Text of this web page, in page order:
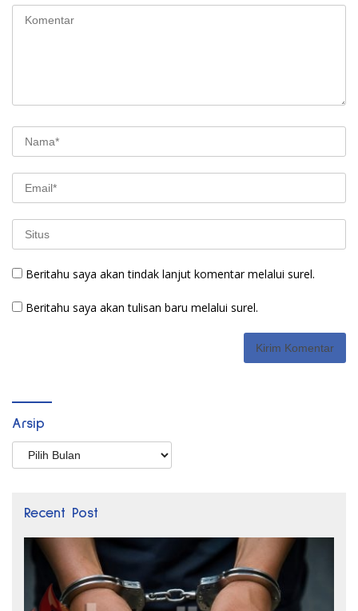
Beritahu saya akan tindak lanjut komentar melalui surel.
Beritahu saya akan tulisan baru melalui surel.
Arsip
Arsip
Recent Post